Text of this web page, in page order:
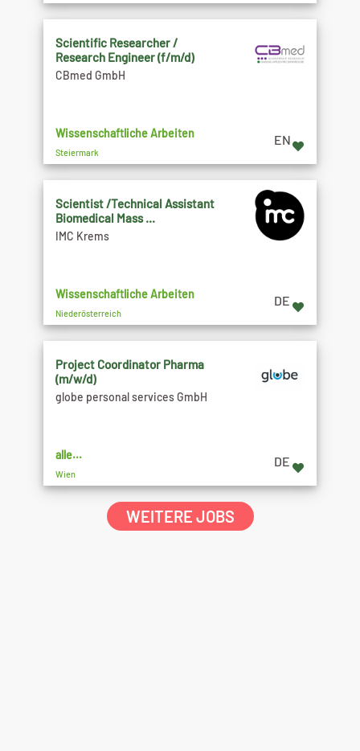
Scientific Researcher /
Research Engineer (f/m/d)
CBmed GmbH
Wissenschaftliche Arbeiten
Steiermark
EN
Scientist /Technical Assistant
Biomedical Mass ...
IMC Krems
Wissenschaftliche Arbeiten
Niederösterreich
DE
Project Coordinator Pharma
(m/w/d)
globe personal services GmbH
alle...
Wien
DE
WEITERE JOBS